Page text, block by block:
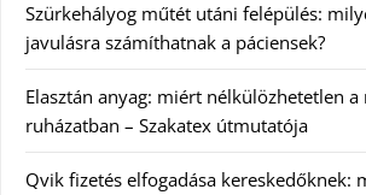
Szürkehályog műtét utáni felépülés:
javulásra számíthatnak a páciensek?
Elasztán anyag: miért nélkülözhetetlen a
ruházatban – Szakatex útmutatója
Qvik fizetés elfogadása kereskedőknek: